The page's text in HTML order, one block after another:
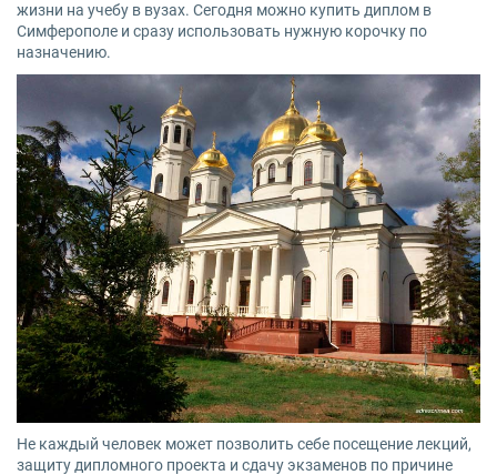
жизни на учебу в вузах. Сегодня можно купить диплом в
Симферополе и сразу использовать нужную корочку по
назначению.
Не каждый человек может позволить себе посещение лекций,
защиту дипломного проекта и сдачу экзаменов по причине